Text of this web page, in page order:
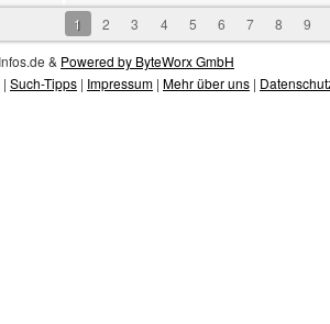
1 2 3 4 5 6 7 8
9
& Powered by ByteWorx GmbH
| Such-Tipps | Impressum | Mehr über uns |